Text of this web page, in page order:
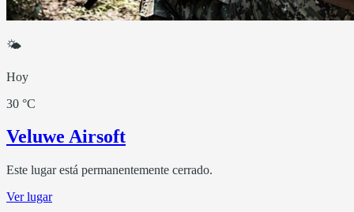
🌤
Hoy
30 °C
Veluwe Airsoft
Este lugar está permanentemente cerrado.
Ver lugar